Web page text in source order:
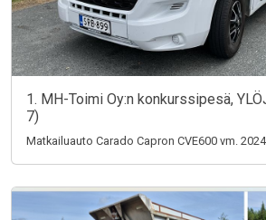
1. MH-Toimi Oy:n konkurssipesä,
7)
Matkailuauto Carado Capron CVE600 vm. 2024